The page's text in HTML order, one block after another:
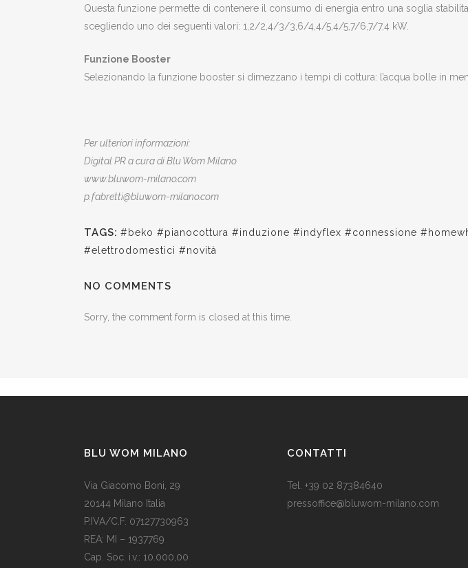
Questa funzione permette di contenere il consumo di energia entro una soglia
scegliendo uno dei seguenti valori: 1,2/2,4/3/3,6/4,4/5,4/5,7/6,7/7,4 kW.
Funzione Booster
Selezionando la funzione booster si dimezzano i tempi di cottura: l’acqua bolle in
Per ulteriori informazioni:
Digital PR a cura di Blu Wom Milano
www.bluwom-milano.com
p.fabretti@bluwom-milano.com
TAGS: #beko #pianocottura #induzione #indyflex #connessione
#elettrodomestici #novità
NO COMMENTS
Sorry, the comment form is closed at this time.
BLU WOM MILANO
Via Giacomo Boni, 29
20144 Milano Italia
P.IVA/C.F. 07127730963
REA: MI – 1937769
Cap. Soc. i.v.: 10.000,00
CONTATTI
Tel. +39 02 87384640
pressoffice@bluwom-milano.com